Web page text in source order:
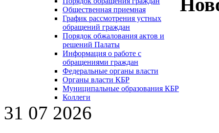
Общественная приемная
График рассмотрения устных
обращений граждан
Порядок обжалования актов и
решений Палаты
Информация о работе с
обращениями граждан
Федеральные органы власти
Органы власти КБР
Муниципальные образования КБР
Коллеги
31 07 2026